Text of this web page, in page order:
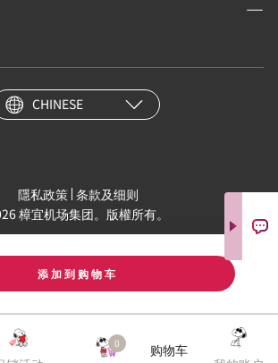
0
购物车
添加到购物车
CHINESE
隱私政策 条款及细则
樟宜机场集团。版權所有。